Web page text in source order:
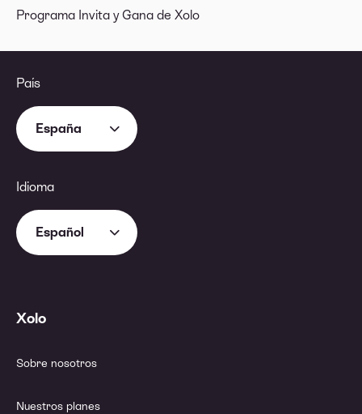
Programa Invita y Gana de Xolo
País
España
Idioma
Español
Xolo
Sobre nosotros
Nuestros planes